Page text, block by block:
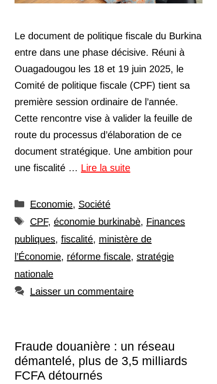
Le document de politique fiscale du Burkina
entre dans une phase décisive. Réuni à
Ouagadougou les 18 et 19 juin 2025, le
Comité de politique fiscale (CPF) tient sa
première session ordinaire de l’année.
Cette rencontre vise à valider la feuille de
route du processus d’élaboration de ce
document stratégique. Une ambition pour
une fiscalité … Lire la suite
Catégories
Economie, Société
Étiquettes
CPF, économie burkinabè, Finances
publiques, fiscalité, ministère de
l’Économie, réforme fiscale, stratégie
nationale
Laisser un commentaire
Fraude douanière : un réseau
démantelé, plus de 3,5 milliards
FCFA détournés